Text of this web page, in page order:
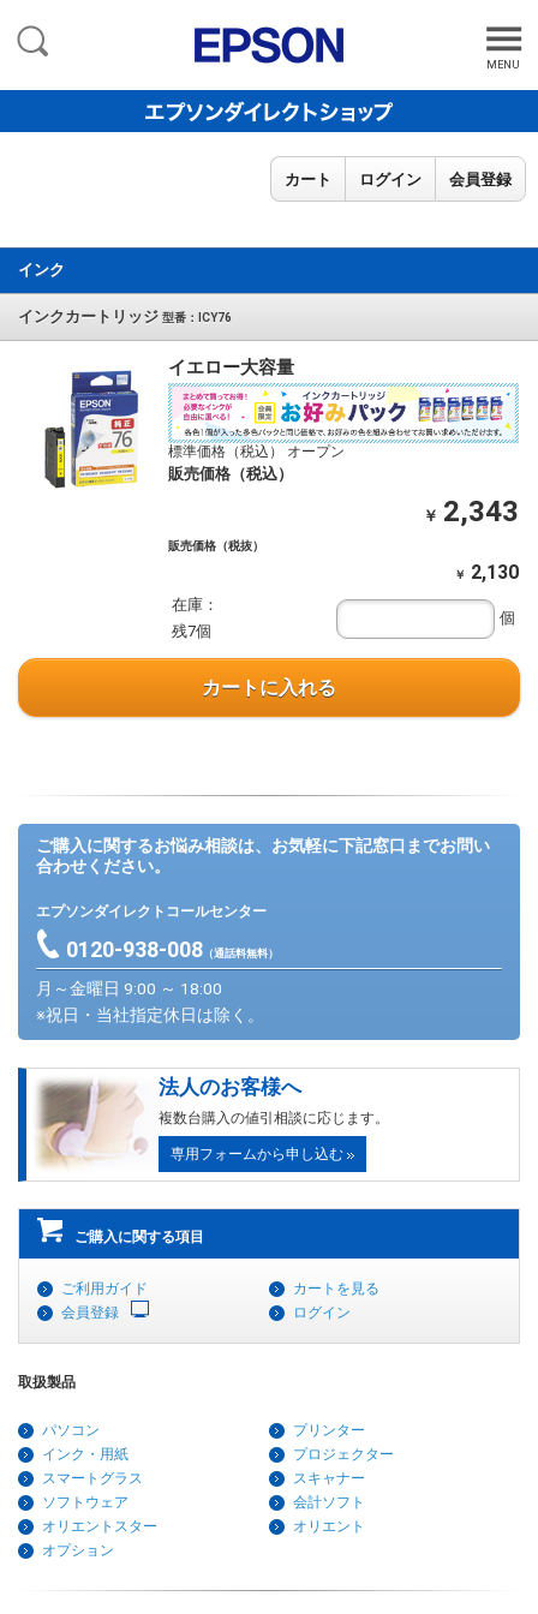
MENU
カート ログイン 会員登録
インク
インクカートリッジ 型番：ICY76
イエロー大容量
標準価格（税込） オープン
販売価格（税込）
￥ 2,343
販売価格（税抜）
￥ 2,130
在庫：
残7個
個
カートに入れる
ご購入に関するお悩み相談は、お気軽に下記窓口までお問い
合わせください。
エプソンダイレクトコールセンター
0120-938-008（通話料無料）
月～金曜日 9:00 ～ 18:00
※祝日・当社指定休日は除く。
法人のお客様へ
複数台購入の値引相談に応じます。
専用フォームから申し込む
ご購入に関する項目
ご利用ガイド
カートを見る
会員登録
ログイン
取扱製品
パソコン
プリンター
インク・用紙
プロジェクター
スマートグラス
スキャナー
ソフトウェア
会計ソフト
オリエントスター
オリエント
オプション